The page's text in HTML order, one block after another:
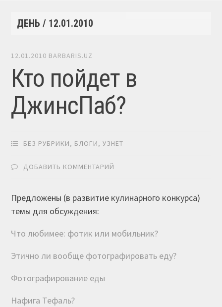
ДЕНЬ / 12.01.2010
12.01.2010 BARBARIS.UZ
Кто пойдет в
ДжинсПаб?
БЕЗ РУБРИКИ, БЛОГИ,УЗНЕТ
ДОБАВИТЬ КОММЕНТАРИЙ
Предложены (в развитие кулинарного конкурса)
темы для обсуждения:
Что любимее: фотик или мобильник?
Этично ли вообще фотографировать еду?
Фотографирование еды
Нафига Тефаль?